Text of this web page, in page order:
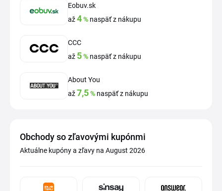
Eobuv.sk
až4% naspäť z nákupu
CCC
až 5% naspäť z nákupu
About You
až7,5% naspäť z nákupu
Obchody so zľavovými kupónmi
Aktuálne kupóny a zľavy na August 2026